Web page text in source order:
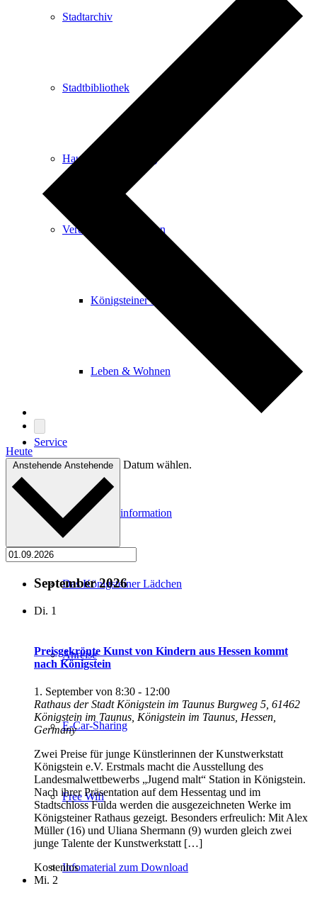
Stadtarchiv
Stadtbibliothek
Haus der Begegnung
Vereine & Institutionen
Königsteiner Forum
Leben & Wohnen
Service
Kur- & Stadtinformation
Das Königsteiner Lädchen
Anreise
E-Car-Sharing
Free Wifi
Infomaterial zum Download
Heute
Anstehende Anstehende Datum wählen.
September 2026
Di. 1
Preisgekrönte Kunst von Kindern aus Hessen kommt
nach Königstein
1. September von 8:30 - 12:00
Rathaus der Stadt Königstein im Taunus Burgweg 5, 61462
Königstein im Taunus, Königstein im Taunus, Hessen,
Germany
Zwei Preise für junge Künstlerinnen der Kunstwerkstatt
Königstein e.V. Erstmals macht die Ausstellung des
Landesmalwettbewerbs „Jugend malt“ Station in Königstein.
Nach ihrer Präsentation auf dem Hessentag und im
Stadtschloss Fulda werden die ausgezeichneten Werke im
Königsteiner Rathaus gezeigt. Besonders erfreulich: Mit Alex
Müller (16) und Uliana Shermann (9) wurden gleich zwei
junge Talente der Kunstwerkstatt […]
Kostenlos
Mi. 2